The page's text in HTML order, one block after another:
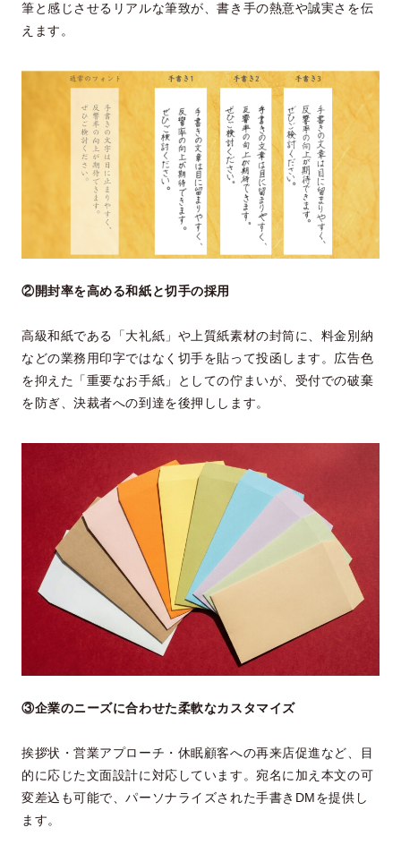
筆と感じさせるリアルな筆致が、書き手の熱意や誠実さを伝
えます。
②開封率を高める和紙と切手の採用
高級和紙である「大礼紙」や上質紙素材の封筒に、料金別納
などの業務用印字ではなく切手を貼って投函します。広告色
を抑えた「重要なお手紙」としての佇まいが、受付での破棄
を防ぎ、決裁者への到達を後押しします。
③企業のニーズに合わせた柔軟なカスタマイズ
挨拶状・営業アプローチ・休眠顧客への再来店促進など、目
的に応じた文面設計に対応しています。宛名に加え本文の可
変差込も可能で、パーソナライズされた手書きDMを提供し
ます。